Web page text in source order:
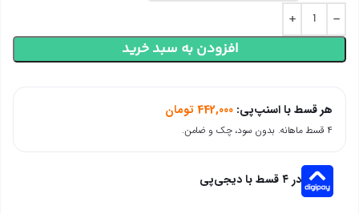
افزودن به سبد خرید
هر قسط با اسنپ‌پی: 442,000 تومان
۴ قسط ماهانه. بدون سود، چک و ضامن.
در ۴ قسط با دیجی‌پی